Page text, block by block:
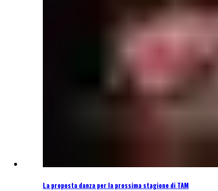
La proposta danza per la prossima stagione di TAM